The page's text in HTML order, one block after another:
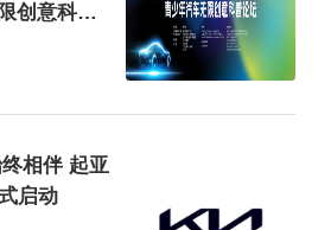
总裁郑叶青、小鹏汽车区域
侨小学校长叶淑婷、香港圣
理管之见、资深经销经理邱
创始人张睿哲先生以
创意科普
相伴 起亚
启动